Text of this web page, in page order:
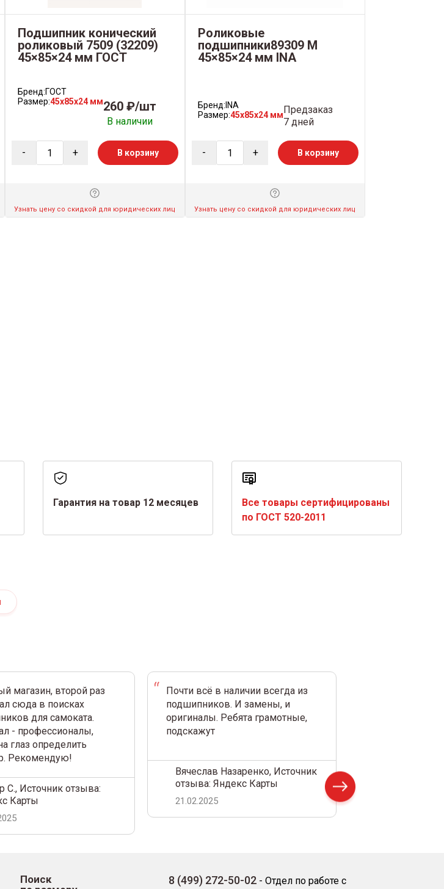
Подшипник конический
роликовый 7509 (32209)
45×85×24 мм ГОСТ
Бренд:ГОСТ
Размер:45x85x24 мм260 ₽/шт
В наличии
- + В корзину
Узнать цену со скидкой для юридических лиц
Роликовые
подшипники89309 М
45×85×24 мм INA
Бренд: INA
Размер:45x85x24 ммПредзаказ
7 дней
- + В корзину
Узнать цену со скидкой для юридических лиц
Гарантия на товар 12 месяцев
Все товары сертифицированы
по ГОСТ 520-2011
магазин, второй раз
сюда в поисках
для самоката.
- профессионалы,
глаз определить
Рекомендую!
С., Источник отзыва:
Карты
Почти всё в наличии всегда из
подшипников. И замены, и
оригиналы. Ребята грамотные,
подскажут
Вячеслав Назаренко, Источник
отзыва: Яндекс Карты
21.02.2025
Поиск
8 (499) 272-50-02- Отдел по работе с